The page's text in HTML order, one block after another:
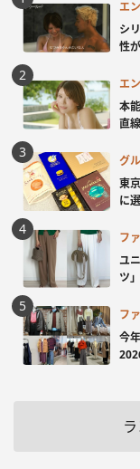
エ
シ
性
エ
本
直
グ
東
に
フ
ユ
ツ
フ
今